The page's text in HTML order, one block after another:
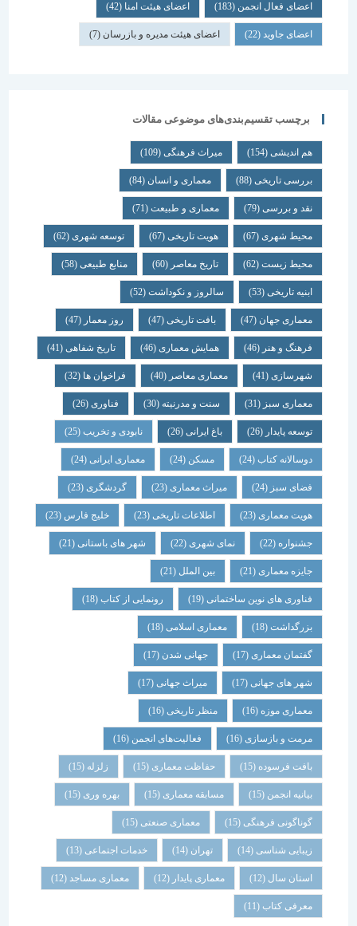
اعضای فعال انجمن(183) اعضای هیئت امنا (42)
اعضای جاوید(22) اعضای هیئت مدیره و بازرسان(7)
برچسب تقسیم‌بندی‌های موضوعی مقالات
هم اندیشی(154) میراث فرهنگی(109)
بررسی تاریخی(88) معماری و انسان(84)
نقد و بررسی(79) معماری و طبیعت(71)
محیط شهری(67) هویت تاریخی(67) توسعه شهری(62)
محیط زیست(62) تاریخ معاصر(60) منابع طبیعی(58)
ابنیه تاریخی(53) سالروز و نکوداشت(52)
معماری جهان(47) بافت تاریخی(47) روز معمار(47)
فرهنگ و هنر(46) همایش معماری(46) تاریخ شفاهی(41)
شهرسازی(41) معماری معاصر(40) فراخوان ها(32)
معماری سبز(31) سنت و مدرنیته(30) فناوری(26)
توسعه پایدار(26) باغ ایرانی (26) نابودی و تخریب (25)
دوسالانه کتاب(24) مسکن(24) معماری ایرانی (24)
فضای سبز(24) میراث معماری(23) گردشگری(23)
هویت معماری(23) اطلاعات تاریخی(23) خلیج فارس (23)
جشنواره(22) نمای شهری(22) شهر های باستانی(21)
جایزه معماری(21) بین الملل(21)
فناوری های نوین ساختمانی(19) رونمایی از کتاب(18)
بزرگداشت(18) معماری اسلامی(18)
گفتمان معماری(17) جهانی شدن(17)
شهر های جهانی(17) میراث جهانی(17)
معماری موزه(16) منظر تاریخی(16)
مرمت و بازسازی(16) فعالیت‌های انجمن(16)
بافت فرسوده(15) حفاظت معماری(15) زلزله(15)
بیانیه انجمن(15) مسابقه معماری(15) بهره وری(15)
گوناگونی فرهنگی(15) معماری صنعتی(15)
زیبایی شناسی(14) تهران(14) خدمات اجتماعی(13)
استان سال(12) معماری پایدار(12) معماری مساجد(12)
معرفی کتاب(11)